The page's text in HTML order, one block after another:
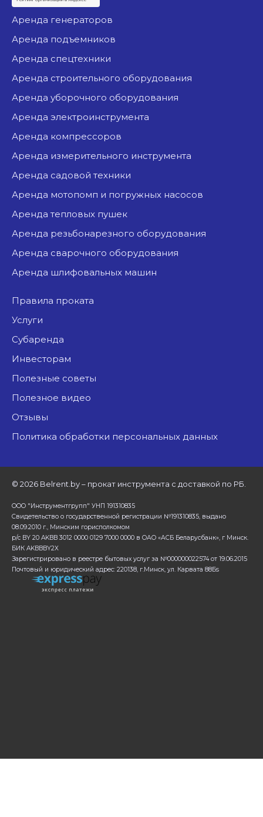
аренда генераторов
аренда подъемников
аренда спецтехники
аренда строительного оборудования
аренда уборочного оборудования
аренда электроинструмента
аренда компрессоров
аренда измерительного инструмента
аренда садовой техники
аренда мотопомп и погружных насосов
аренда тепловых пушек
аренда резьбонарезного оборудования
аренда сварочного оборудования
аренда шлифовальных машин
Правила проката
Услуги
Субаренда
Инвесторам
Полезные советы
Полезное видео
Отзывы
Политика обработки персональных данных
© 2026 Belrent.by – прокат инструмента с доставкой по РБ.
ООО "Инструментгрупп" УНП 191310835
Свидетельство о государственной регистрации №191310835, выдано
08.09.2010 г., Минским горисполкомом
р/с BY 20 AKBB 3012 0000 0129 7000 0000 в ОАО «АСБ Беларусбанк», г Минск.
БИК AKBBBY2X
Зарегистрировано в реестре бытовых услуг за №000000022574 от 19.06.2015
Почтовый и юридический адрес: 220138, г.Минск, ул. Карвата 88Бs